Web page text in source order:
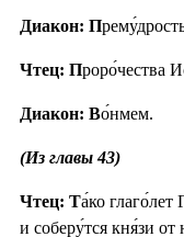
Диакон: П
Чтец: Проро́чества
Диакон: Во́нмем.
(Из главы 43)
Чтец: Та́ко
и соберу́тся кня́зи